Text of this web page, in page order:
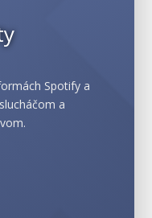
Spotify a
a